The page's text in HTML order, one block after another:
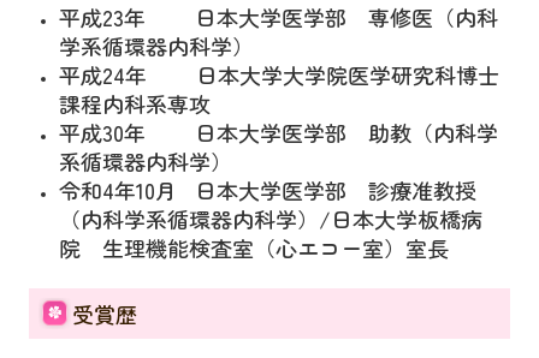
平成23年 日本大学医学部 専修医（内科
学系循環器内科学）
平成24年 日本大学大学院医学研究科博士
課程内科系専攻
平成30年 日本大学医学部 助教（内科学
系循環器内科学）
令和4年10月 日本大学医学部 診療准教授
（内科学系循環器内科学） /日本大学板橋病
院 生理機能検査室（心エコー室）室長
受賞歴